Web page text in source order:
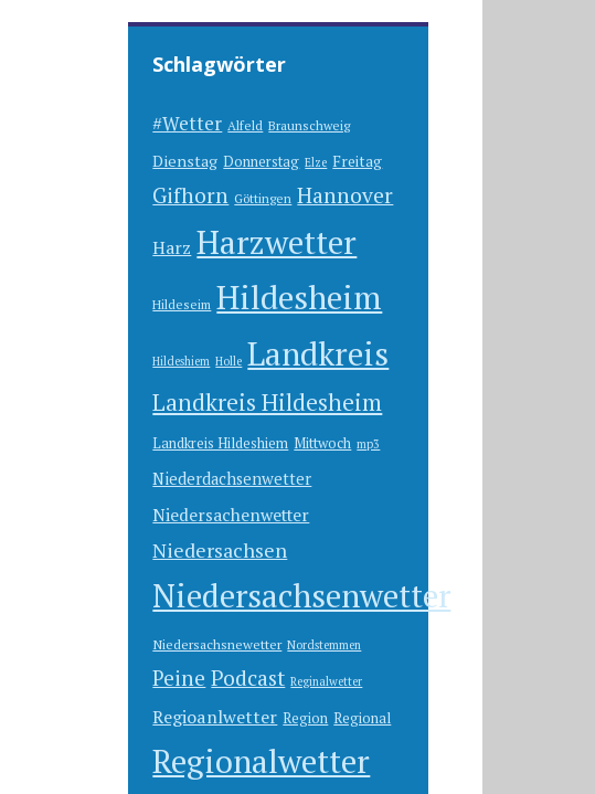
Schlagwörter
#Wetter Alfeld Braunschweig
Dienstag Donnerstag Elze Freitag
Gifhorn Göttingen Hannover
Harz Harzwetter
Hildeseim Hildesheim
Hildeshiem Holle Landkreis
Landkreis Hildesheim
Landkreis Hildeshiem Mittwoch mp3
Niederdachsenwetter
Niedersachenwetter
Niedersachsen
Niedersachsenwetter
Niedersachsnewetter Nordstemmen
Peine Podcast Reginalwetter
Regioanlwetter Region Regional
Regionalwetter